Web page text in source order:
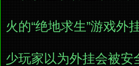
火的“绝地求生”游戏外
少玩家以为外挂会被